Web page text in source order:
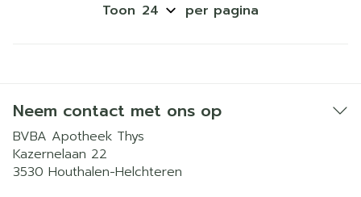
Toon per pagina
Neem contact met ons op
BVBA Apotheek Thys
Kazernelaan 22
3530 Houthalen-Helchteren